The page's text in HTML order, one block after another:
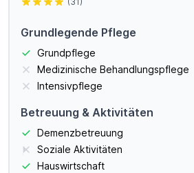
Grundlegende Pflege
Grundpflege
Medizinische Behandlungspflege
Intensivpflege
Betreuung & Aktivitäten
Demenzbetreuung
Soziale Aktivitäten
Hauswirtschaft